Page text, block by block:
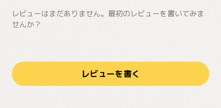
レビューはまだありません。最初のレビューを書いてみま
せんか？
レビューを書く